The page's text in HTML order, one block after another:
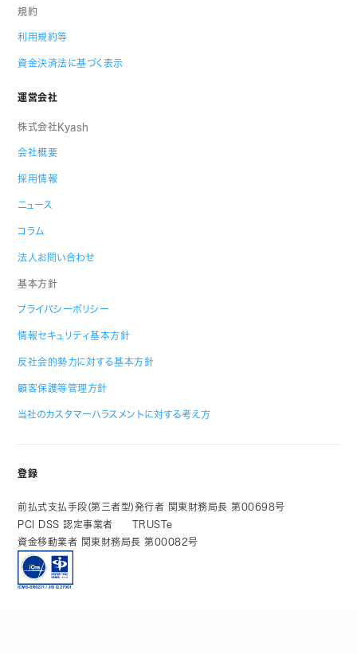
規約
利用規約等
資金決済法に基づく表示
運営会社
株式会社Kyash
会社概要
採用情報
ニュース
コラム
法人お問い合わせ
基本方針
プライバシーポリシー
情報セキュリティ基本方針
反社会的勢力に対する基本方針
顧客保護等管理方針
当社のカスタマーハラスメントに対する考え方
登録
前払式支払手段(第三者型)発行者 関東財務局長 第00698号
PCI DSS 認定事業者
TRUSTe
資金移動業者 関東財務局長 第00082号